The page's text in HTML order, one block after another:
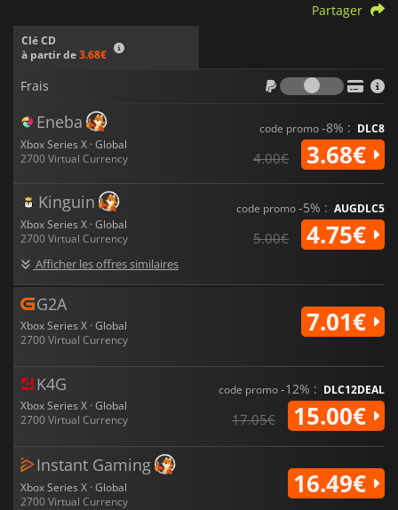
Clé CD
à partir de3.68€
Partager
Frais
Frais
Eneba
Xbox Series X · Global
2700 Virtual Currency
code promo-8% : DLC8
4.00€ 3.68€
Kinguin
Xbox Series X · Global
2700 Virtual Currency
Afficher les offres similaires
code promo-5% : AUGDLC5
5.00€ 4.75€
G2A
Xbox Series X · Global
2700 Virtual Currency
7.01€
K4G
Xbox Series X · Global
2700 Virtual Currency
code promo-12% : DLC12DEAL
17.05€ 15.00€
Instant Gaming
Xbox Series X · Global
2700 Virtual Currency
16.49€